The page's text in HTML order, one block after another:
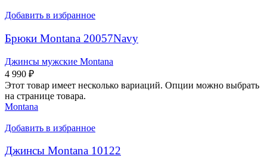
Добавить в избранное
Брюки Montana 20057Navy
Джинсы мужские Montana
4 990 ₽
Этот товар имеет несколько вариаций. Опции можно выбрать
на странице товара.
Montana
Добавить в избранное
Джинсы Montana 10122